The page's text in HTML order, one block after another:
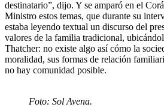
destinatario”, dijo. Y se amparó en el
Ministro estos temas, que durante su
estaba leyendo textual un discurso del
valores de la familia tradicional,
Thatcher: no existe algo así cómo la
moralidad, sus formas de relación
no hay comunidad posible.
Foto: Sol Avena.